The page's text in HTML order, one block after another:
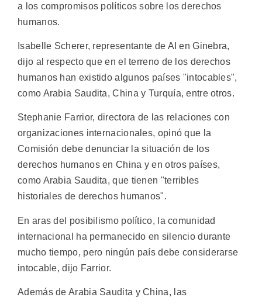
a los compromisos políticos sobre los derechos
humanos.
Isabelle Scherer, representante de AI en Ginebra,
dijo al respecto que en el terreno de los derechos
humanos han existido algunos países "intocables",
como Arabia Saudita, China y Turquía, entre otros.
Stephanie Farrior, directora de las relaciones con
organizaciones internacionales, opinó que la
Comisión debe denunciar la situación de los
derechos humanos en China y en otros países,
como Arabia Saudita, que tienen "terribles
historiales de derechos humanos".
En aras del posibilismo político, la comunidad
internacional ha permanecido en silencio durante
mucho tiempo, pero ningún país debe considerarse
intocable, dijo Farrior.
Además de Arabia Saudita y China, las